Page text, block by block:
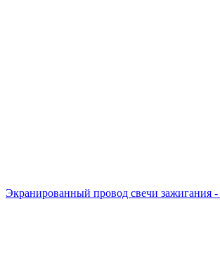
Экранированный провод свечи зажигания -